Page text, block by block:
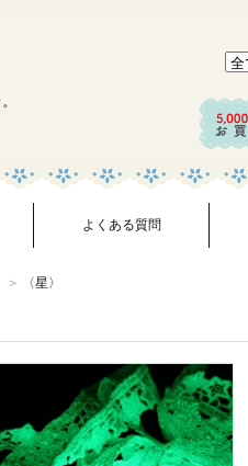
よくある質問
>
〈星〉